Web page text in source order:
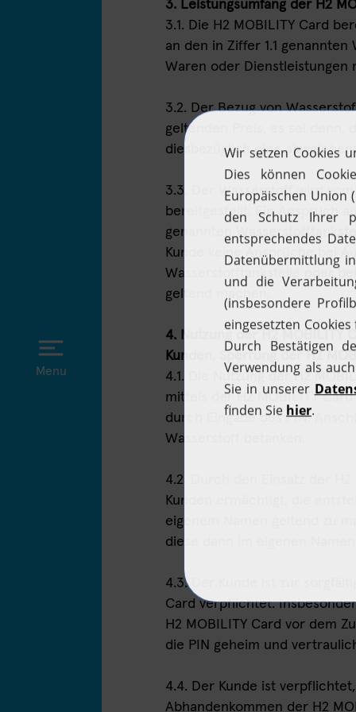
Menu
3. Leistungsumfang der H2
3.1. Die H2 MOBILITY Card
an den in Ziffer 1.1
Waren oder Dienstleistungen
3.2. Der Bezug von
geltenden Preis, es sei denn,
diesbezüglich eine
3.3. Der Wasserstoff wird
bereitgestellt. Ein Anspruch
genannten
Kunde keine Ansprüche bei
Wasserstofftankstelle oder
geltend machen.
4. Nutzung der H2 MOBILITY
Kunden, Sperrung der H2
4.1. Die Nutzung der H2
mittels der H2 MOBILITY
durch Eingabe des PIN.
Wasserstoff betanken.
4.2. Durch den Einsatz der
Kunden ermächtigt, die
eigenem Namen geltend zu
diese dann im eigenen
4.3. Der Kunde ist zur
Card verpflichtet.
H2 MOBILITY Card vor dem
die PIN geheim und
4.4. Der Kunde ist
Abhandenkommen der H2